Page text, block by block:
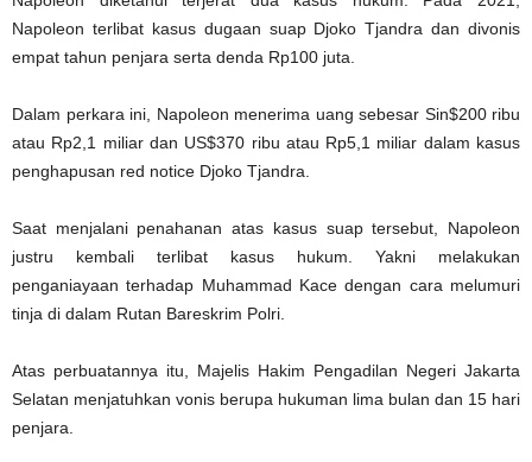
Napoleon terlibat kasus dugaan suap Djoko Tjandra dan divonis
empat tahun penjara serta denda Rp100 juta.
Dalam perkara ini, Napoleon menerima uang sebesar Sin$200 ribu
atau Rp2,1 miliar dan US$370 ribu atau Rp5,1 miliar dalam kasus
penghapusan red notice Djoko Tjandra.
Saat menjalani penahanan atas kasus suap tersebut, Napoleon
justru kembali terlibat kasus hukum. Yakni melakukan
penganiayaan terhadap Muhammad Kace dengan cara melumuri
tinja di dalam Rutan Bareskrim Polri.
Atas perbuatannya itu, Majelis Hakim Pengadilan Negeri Jakarta
Selatan menjatuhkan vonis berupa hukuman lima bulan dan 15 hari
penjara.